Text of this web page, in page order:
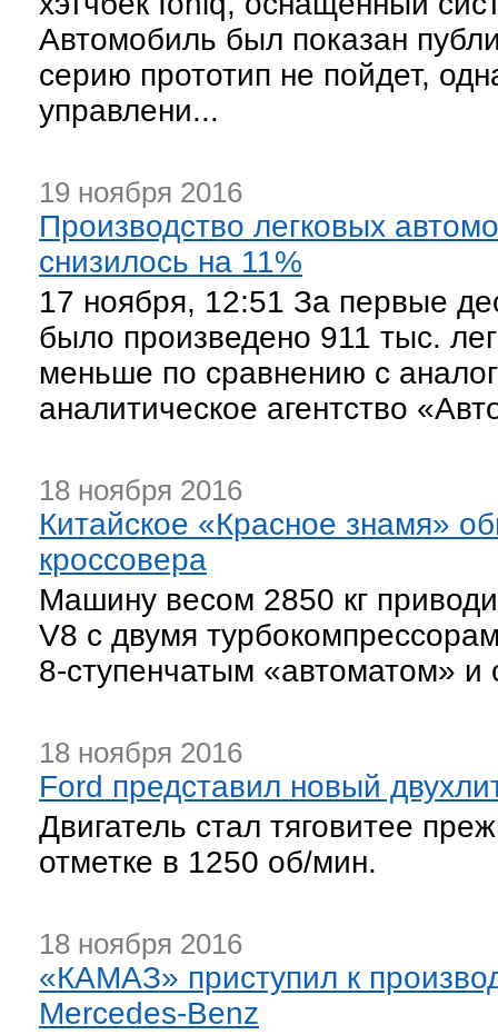
Автомобиль был показан
серию прототип не пойдет,
управлени...
19 ноября 2016
Производство легковых
снизилось на 11%
17 ноября, 12:51 За первые
было произведено 911 тыс.
меньше по сравнению с
аналитическое агентство
18 ноября 2016
Китайское «Красное знамя»
кроссовера
Машину весом 2850 кг
V8 с двумя
8-ступенчатым «автоматом» и
18 ноября 2016
Ford представил новый
Двигатель стал тяговитее
отметке в 1250 об/мин.
18 ноября 2016
«КАМАЗ» приступил к
Mercedes-Benz